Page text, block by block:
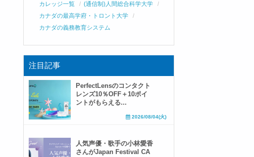
カレッジ一覧
(通信制)人間総合科学大学
カナダの最高学府・トロント大学
カナダの義務教育システム
注目記事
PerfectLensのコンタクト
レンズ10％OFF＋10ポイ
ントがもらえる...
2026/08/04(火)
人気声優・歌手の小林愛香
さんがJapan Festival CA